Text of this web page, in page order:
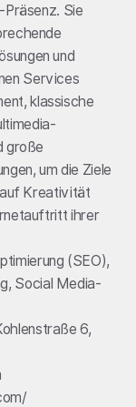
Präsenz. Sie
und
Services
klassische
große
um die Ziele
Kreativität
ihrer
(SEO),
Social Media-
6,